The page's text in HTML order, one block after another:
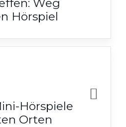
Hörspiel
Hörspiele
Orten